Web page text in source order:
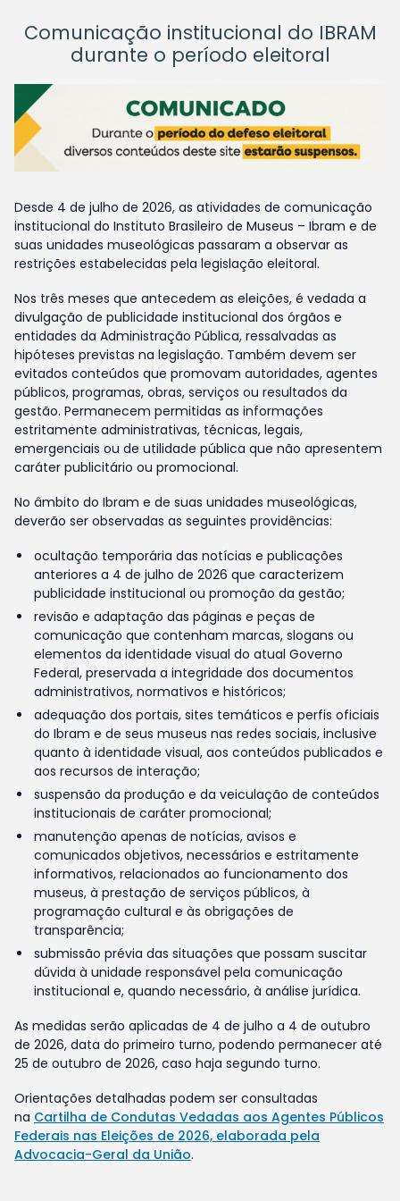
Comunicação institucional do IBRAM
durante o período eleitoral
Desde 4 de julho de 2026, as atividades de comunicação
institucional do Instituto Brasileiro de Museus – Ibram e de
suas unidades museológicas passaram a observar as
restrições estabelecidas pela legislação eleitoral.
Nos três meses que antecedem as eleições, é vedada a
divulgação de publicidade institucional dos órgãos e
entidades da Administração Pública, ressalvadas as
hipóteses previstas na legislação. Também devem ser
evitados conteúdos que promovam autoridades, agentes
públicos, programas, obras, serviços ou resultados da
gestão. Permanecem permitidas as informações
estritamente administrativas, técnicas, legais,
emergenciais ou de utilidade pública que não apresentem
caráter publicitário ou promocional.
No âmbito do Ibram e de suas unidades museológicas,
deverão ser observadas as seguintes providências:
ocultação temporária das notícias e publicações
anteriores a 4 de julho de 2026 que caracterizem
publicidade institucional ou promoção da gestão;
revisão e adaptação das páginas e peças de
comunicação que contenham marcas, slogans ou
elementos da identidade visual do atual Governo
Federal, preservada a integridade dos documentos
administrativos, normativos e históricos;
adequação dos portais, sites temáticos e perfis oficiais
do Ibram e de seus museus nas redes sociais, inclusive
quanto à identidade visual, aos conteúdos publicados e
aos recursos de interação;
suspensão da produção e da veiculação de conteúdos
institucionais de caráter promocional;
manutenção apenas de notícias, avisos e
comunicados objetivos, necessários e estritamente
informativos, relacionados ao funcionamento dos
museus, à prestação de serviços públicos, à
programação cultural e às obrigações de
transparência;
submissão prévia das situações que possam suscitar
dúvida à unidade responsável pela comunicação
institucional e, quando necessário, à análise jurídica.
As medidas serão aplicadas de 4 de julho a 4 de outubro
de 2026, data do primeiro turno, podendo permanecer até
25 de outubro de 2026, caso haja segundo turno.
Orientações detalhadas podem ser consultadas
na Cartilha de Condutas Vedadas aos Agentes Públicos
Federais nas Eleições de 2026, elaborada pela
Advocacia-Geral da União.